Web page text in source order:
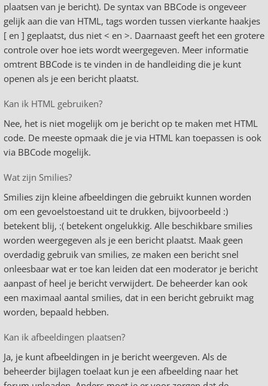
plaatsen van je bericht). De syntax van BBCode is ongeveer
gelijk aan die van HTML, tags worden tussen vierkante haakjes
[ en ] geplaatst, dus niet < en >. Daarnaast geeft het een grotere
controle over hoe iets wordt weergegeven. Meer informatie
omtrent BBCode is te vinden in de handleiding die je kunt
openen als je een bericht plaatst.
Kan ik HTML gebruiken?
Nee, het is niet mogelijk om je bericht op te maken met HTML
code. De meeste opmaak die je via HTML kan toepassen is ook
via BBCode mogelijk.
Wat zijn Smilies?
Smilies zijn kleine afbeeldingen die gebruikt kunnen worden
om een gevoelstoestand uit te drukken, bijvoorbeeld :)
betekent blij, :( betekent ongelukkig. Alle beschikbare smilies
worden weergegeven als je een bericht plaatst. Maak geen
overdadig gebruik van smilies, ze maken een bericht snel
onleesbaar wat er toe kan leiden dat een moderator je bericht
aanpast of heel je bericht verwijdert. De beheerder kan ook
een maximaal aantal smilies, dat in een bericht gebruikt mag
worden, bepaald hebben.
Kan ik afbeeldingen plaatsen?
Ja, je kunt afbeeldingen in je bericht weergeven. Als de
beheerder bijlagen toelaat kun je een afbeelding naar het